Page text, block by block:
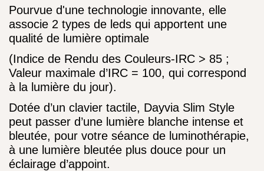
Pourvue d'une technologie innovante, elle
associe 2 types de leds qui apportent une
qualité de lumière optimale
(Indice de Rendu des Couleurs-IRC > 85 ;
Valeur maximale d’IRC = 100, qui correspond
à la lumière du jour).
Dotée d’un clavier tactile, Dayvia Slim Style
peut passer d’une lumière blanche intense et
bleutée, pour votre séance de luminothérapie,
à une lumière bleutée plus douce pour un
éclairage d’appoint.